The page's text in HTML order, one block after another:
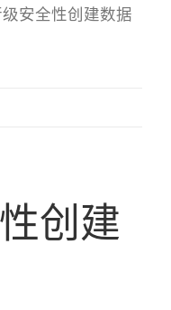
安全性创建数据
创建